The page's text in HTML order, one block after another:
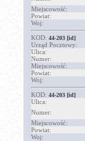
Miejscowość:
Powiat:
Woj:
KOD: 44-203 [id]
Urząd Pocztowy:
Ulica:
Numer:
Miejscowość:
Powiat:
Woj:
KOD: 44-203 [id]
Ulica:
Numer:
Miejscowość:
Powiat:
Woj: